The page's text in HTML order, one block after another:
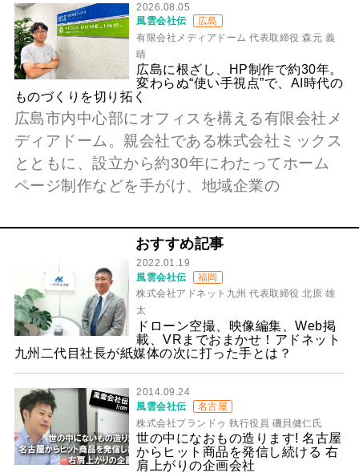
2026.08.05
風雲会社伝
広島
有限会社メディアドーム 代表取締役 森元 義
晴
広島に根ざし、HP制作で約30年。
変わらぬ“使い手視点”で、AI時代の
ものづくりを切り拓く
広島市内中心部にオフィスを構える有限会社メ
ディアドーム。親会社である株式会社ミックス
とともに、設立から約30年にわたってホーム
ページ制作などを手がけ、地域企業の
おすすめ記事
2022.01.19
風雲会社伝
福岡
株式会社アドネット九州 代表取締役 北原 雄
太
ドローン空撮、映像編集、Web掲
載、VRまでおまかせ！アドネット
九州二代目社長が紙媒体の次に打った手とは？
2014.09.24
風雲会社伝
名古屋
株式会社プランドゥ 執行役員 磯貝健仁氏
世の中になおもの造ります! 名古屋
からヒット商品を発信し続ける 右
肩上がりの企画会社